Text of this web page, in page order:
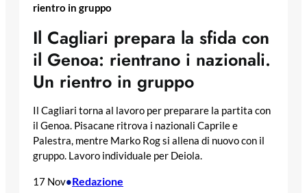
rientro in gruppo
Il Cagliari prepara la sfida con
il Genoa: rientrano i nazionali.
Un rientro in gruppo
Il Cagliari torna al lavoro per preparare la partita con
il Genoa. Pisacane ritrova i nazionali Caprile e
Palestra, mentre Marko Rog si allena di nuovo con il
gruppo. Lavoro individuale per Deiola.
17 Nov•Redazione